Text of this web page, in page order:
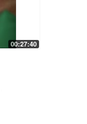
00:27:40